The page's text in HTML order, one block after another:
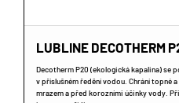
LUBLINE DECOTHERM
Decotherm P20 (ekologická kapalina) se
v příslušném ředění vodou. Chrání topné
mrazem a před korozními účinky vody.